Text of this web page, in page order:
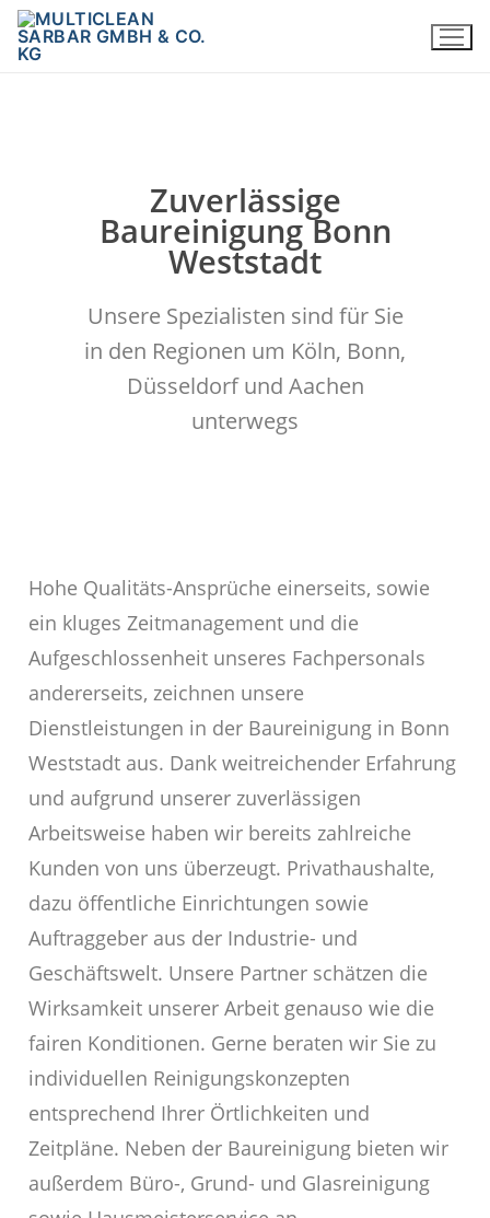
Zuverlässige
Baureinigung Bonn
Weststadt
Unsere Spezialisten sind für Sie
in den Regionen um Köln, Bonn,
Düsseldorf und Aachen
unterwegs
Hohe Qualitäts-Ansprüche einerseits, sowie
ein kluges Zeitmanagement und die
Aufgeschlossenheit unseres Fachpersonals
andererseits, zeichnen unsere
Dienstleistungen in der Baureinigung in Bonn
Weststadt aus. Dank weitreichender Erfahrung
und aufgrund unserer zuverlässigen
Arbeitsweise haben wir bereits zahlreiche
Kunden von uns überzeugt. Privathaushalte,
dazu öffentliche Einrichtungen sowie
Auftraggeber aus der Industrie- und
Geschäftswelt. Unsere Partner schätzen die
Wirksamkeit unserer Arbeit genauso wie die
fairen Konditionen. Gerne beraten wir Sie zu
individuellen Reinigungskonzepten
entsprechend Ihrer Örtlichkeiten und
Zeitpläne. Neben der Baureinigung bieten wir
außerdem Büro-, Grund- und Glasreinigung